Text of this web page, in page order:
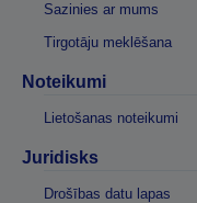
Sazinies ar mums
Tirgotāju meklēšana
Noteikumi
Lietošanas noteikumi
Juridisks
Drošības datu lapas